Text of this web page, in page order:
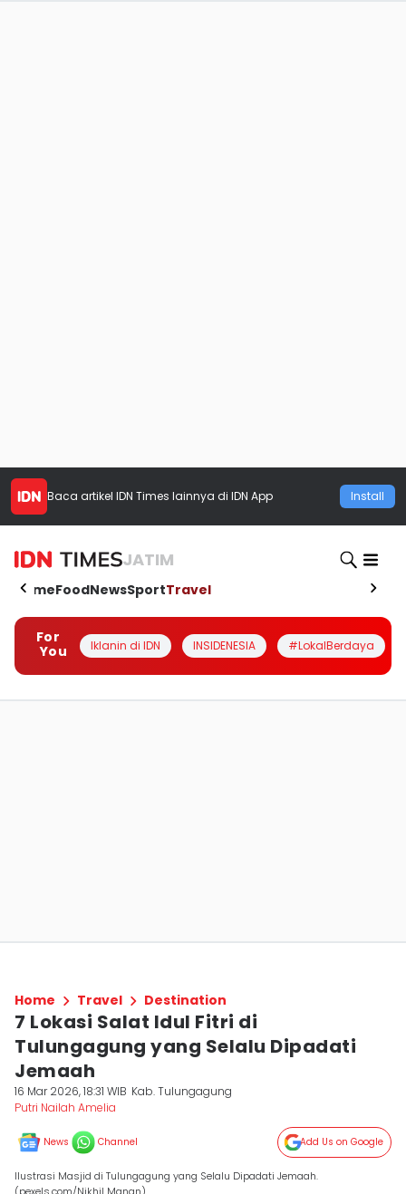
Baca artikel IDN Times lainnya di IDN App Install
JATIM
HomeFoodNewsSportTravel
For
You
Iklanin di IDN INSIDENESIA #LokalBerdaya
Home Travel Destination
7 Lokasi Salat Idul Fitri di
Tulungagung yang Selalu Dipadati
Jemaah
16 Mar 2026, 18:31 WIB Kab. Tulungagung
Putri Nailah Amelia
News Channel Add Us on Google
Ilustrasi Masjid di Tulungagung yang Selalu Dipadati Jemaah.